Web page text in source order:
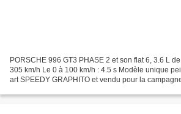
PORSCHE 996 GT3 PHASE 2 et son flat 6, 3.6 L
305 km/h Le 0 à 100 km/h : 4.5 s Modèle unique
art SPEEDY GRAPHITO et vendu pour la